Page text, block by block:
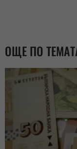
ОЩЕ ПО